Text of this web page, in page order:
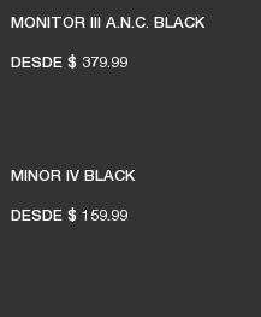
MONITOR III A.N.C. BLACK
DESDE $ 379.99
MINOR IV BLACK
DESDE $ 159.99